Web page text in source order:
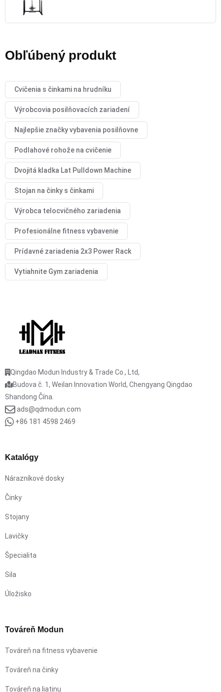
Obľúbený produkt
Cvičenia s činkami na hrudníku
Výrobcovia posilňovacích zariadení
Najlepšie značky vybavenia posilňovne
Podlahové rohože na cvičenie
Dvojitá kladka Lat Pulldown Machine
Stojan na činky s činkami
Výrobca telocvičného zariadenia
Profesionálne fitness vybavenie
Prídavné zariadenia 2x3 Power Rack
Vytiahnite Gym zariadenia
Qingdao Modun Industry & Trade Co., Ltd,
Budova č. 1, Weilan Innovation World, Chengyang Qingdao
Shandong Čína.
ads@qdmodun.com
+86 181 4598 2469
Katalógy
Nárazníkové dosky
Činky
Stojany
Lavičky
Špecialita
Sila
Úložisko
Továreň Modun
Továreň na fitness vybavenie
Továreň na činky
Továreň na liatinu